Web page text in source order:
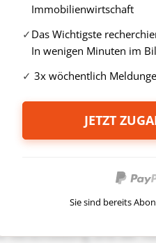
Immobilienwirtschaft
Das Wichtigste
In wenigen Minuten im
3x wöchentlich
JETZT
Sie sind bereits